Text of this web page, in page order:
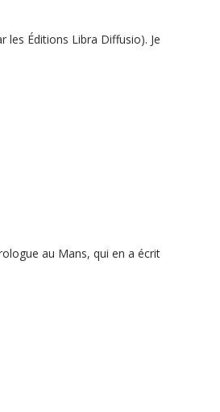
les Éditions Libra Diffusio). Je
au Mans, qui en a écrit